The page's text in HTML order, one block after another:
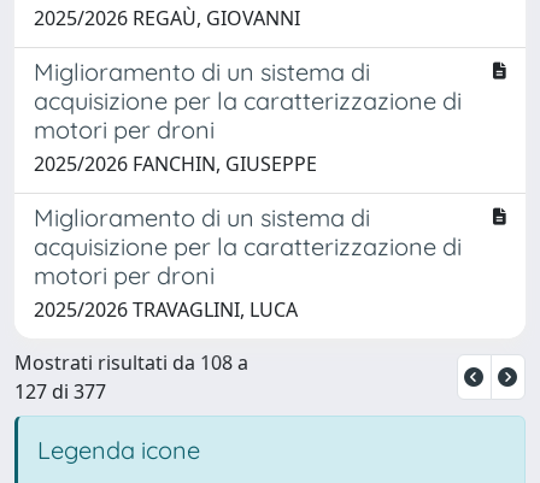
2025/2026 REGAÙ, GIOVANNI
Miglioramento di un sistema di
acquisizione per la caratterizzazione di
motori per droni
2025/2026 FANCHIN, GIUSEPPE
Miglioramento di un sistema di
acquisizione per la caratterizzazione di
motori per droni
2025/2026 TRAVAGLINI, LUCA
Mostrati risultati da 108 a
127 di 377
Legenda icone